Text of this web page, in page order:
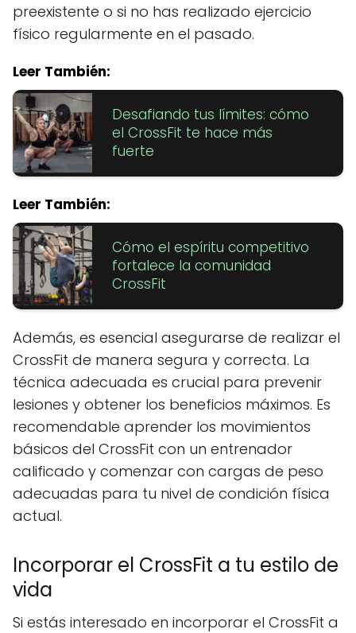
preexistente o si no has realizado ejercicio
físico regularmente en el pasado.
Leer También:
Desafiando tus límites: cómo
el CrossFit te hace más
fuerte
Leer También:
Cómo el espíritu competitivo
fortalece la comunidad
CrossFit
Además, es esencial asegurarse de realizar el
CrossFit de manera segura y correcta. La
técnica adecuada es crucial para prevenir
lesiones y obtener los beneficios máximos. Es
recomendable aprender los movimientos
básicos del CrossFit con un entrenador
calificado y comenzar con cargas de peso
adecuadas para tu nivel de condición física
actual.
Incorporar el CrossFit a tu estilo de
vida
Si estás interesado en incorporar el CrossFit a